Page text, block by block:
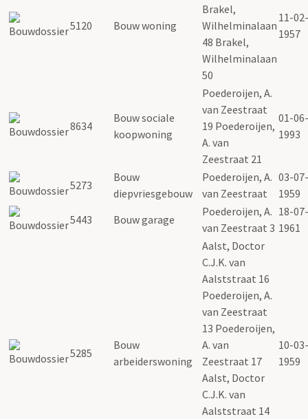
5120 Bouw woning
Brakel,
Wilhelminalaan
48 Brakel,
Wilhelminalaan
50
11-02-
1957
8634
Bouw sociale
koopwoning
Poederoijen, A.
van Zeestraat
19 Poederoijen,
A. van
Zeestraat 21
01-06-
1993
5273
Bouw
diepvriesgebouw
Poederoijen, A.
van Zeestraat
03-07-
1959
5443
Bouw garage
Poederoijen, A.
van Zeestraat 3
18-07-
1961
5285
Bouw
arbeiderswoning
Aalst, Doctor
C.J.K. van
Aalststraat 16
Poederoijen, A.
van Zeestraat
13 Poederoijen,
A. van
Zeestraat 17
Aalst, Doctor
C.J.K. van
Aalststraat 14
10-03-
1959